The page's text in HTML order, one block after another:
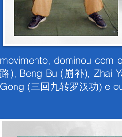
movimento, dominou com
路), Beng Bu (崩补), Zhai
Gong (三回九转罗汉功) e